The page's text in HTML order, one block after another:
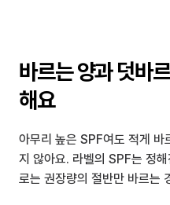
바르는 양과 덧바
해요
아무리 높은 SPF여도 적게 바
지 않아요. 라벨의 SPF는 정
로는 권장량의 절반만 바르는